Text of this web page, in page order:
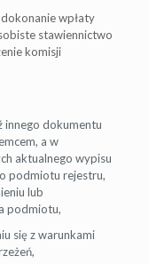
wpłaty
stawiennictwo
komisji
innego dokumentu
a w
aktualnego wypisu
podmiotu rejestru,
lub
podmiotu,
się z warunkami